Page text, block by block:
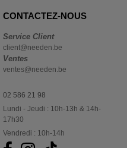
CONTACTEZ-NOUS
Service Client
client@needen.be
Ventes
ventes@needen.be
02 586 21 98
Lundi - Jeudi : 10h-13h & 14h-
17h30
Vendredi : 10h-14h